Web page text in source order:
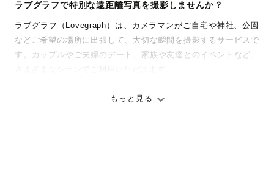
ラブグラフで特別な遠距離写真を撮影しませんか？
ラブグラフ（Lovegraph）は、カメラマンがご自宅や神社、公園
などご希望の場所に出張して、大切な瞬間を撮影するサービスで
す。カップルやご夫婦のデート、家族や友達とのイベントなど、
ありのままの空気感を大切に、何十年経っても見返したくなるよ
もっと見る